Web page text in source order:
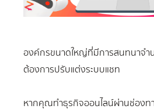
องค์กรขนาดใหญ่ที่มีการสนทนาจำ
ต้องการปรับแต่งระบบแชท
หากคุณทำธุรกิจออนไลน์ผ่านช่องท